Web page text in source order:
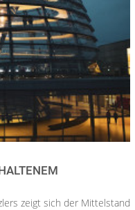
zeigt sich der Mittelstand